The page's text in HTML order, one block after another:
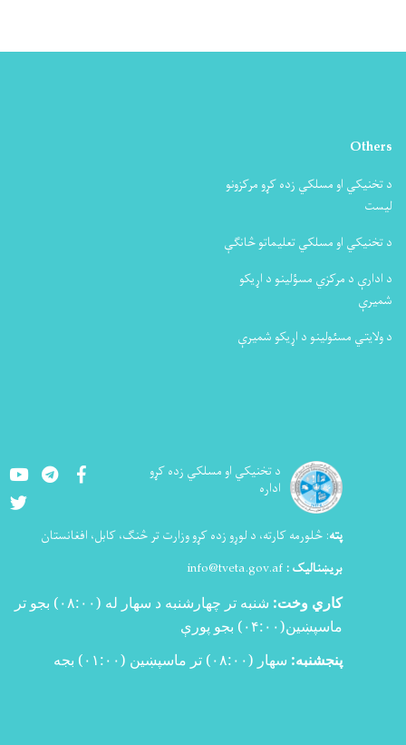
Others
د تخنیکي او مسلکي زده کړو مرکزونو
لیست
د تخنیکي او مسلکي تعلیماتو څانګې
د ادارې د مرکزي مسؤلینو د اړیکو
شمیرې
د ولایتي مسئولینو د اړیکو شمیرې
د تخنيکي او مسلکي زده کړو
اداره
YoutubeLinkedIn
پته: څلورمه کارته، د لوړو زده کړو وزارت تر څنګ، کابل، افغانستان
بریښنالیک : info@tveta.gov.af
کاري وخت: شنبه تر چهارشنبه د سهار له (۰۸:۰۰)
بجو تر
ماسپښین(۰۴:۰۰)
بجو پورې
پنجشنبه: سهار (۰۸:۰۰) تر ماسپښین (۰۱:۰۰) بجه